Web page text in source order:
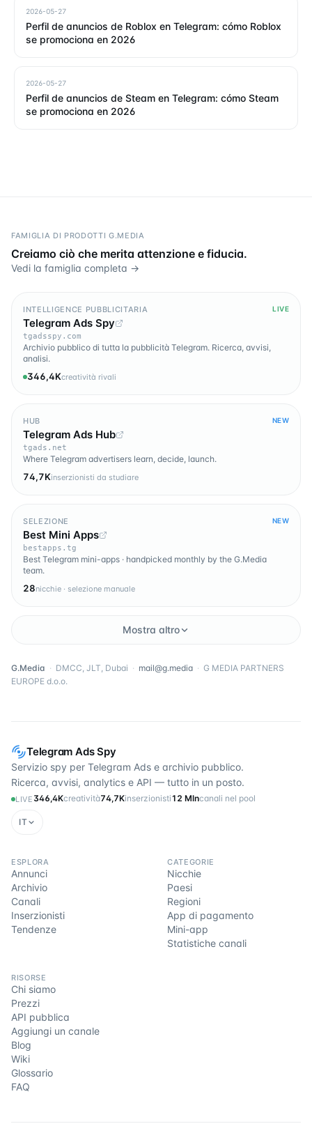
2026-05-27
Perfil de anuncios de Roblox en Telegram: cómo Roblox
se promociona en 2026
2026-05-27
Perfil de anuncios de Steam en Telegram: cómo Steam
se promociona en 2026
Telegram Ads Spy
Servizio spy per Telegram Ads e archivio pubblico.
Ricerca, avvisi, analytics e API — tutto in un posto.
LIVE 346,4Kcreatività74,7Kinserzionisti12 Mlncanali nel pool
IT
ESPLORA
Annunci
Archivio
Canali
Inserzionisti
Tendenze
CATEGORIE
Nicchie
Paesi
Regioni
App di pagamento
Mini-app
Statistiche canali
RISORSE
Chi siamo
Prezzi
API pubblica
Aggiungi un canale
Blog
Wiki
Glossario
FAQ
FAMIGLIA DI PRODOTTI G.MEDIA
Creiamo ciò che merita attenzione e fiducia.
Vedi la famiglia completa →
INTELLIGENCE PUBBLICITARIA LIVE
Telegram Ads Spy
tgadsspy.com
Archivio pubblico di tutta la pubblicità Telegram. Ricerca, avvisi,
analisi.
346,4Kcreatività rivali
HUB NEW
Telegram Ads Hub
tgads.net
Where Telegram advertisers learn, decide, launch.
74,7Kinserzionisti da studiare
SELEZIONE NEW
Best Mini Apps
bestapps.tg
Best Telegram mini-apps · handpicked monthly by the G.Media
team.
28nicchie · selezione manuale
Mostra altro
G.Media · DMCC, JLT, Dubai · mail@g.media · G MEDIA PARTNERS
EUROPE d.o.o.